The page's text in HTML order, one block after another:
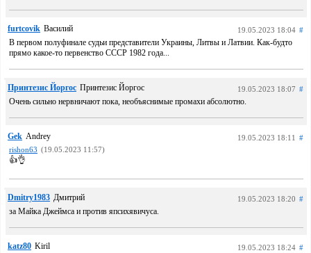
furtcovik Василий 19.05.2023 18:04 #
В первом полуфинале судьи представители Украины, Литвы и Латвии. Как-будто
прямо какое-то первенство СССР 1982 года...
Принтезис Йоргос Принтезис Йоргос 19.05.2023 18:07 #
Очень сильно нервничают пока, необъяснимые промахи абсолютно.
Gek Andrey 19.05.2023 18:11
#
rishon63 (19.05.2023 11:57)
👍👌
Dmitry1983 Дмитрий 19.05.2023 18:20 #
за Майка Джеймса и против япсихявичуса.
katz80 Kiril 19.05.2023 18:24 #